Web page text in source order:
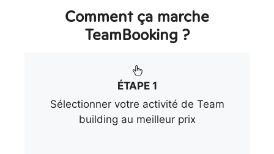
Comment ça marche
TeamBooking ?
ÉTAPE 1
Sélectionner votre activité de Team
building au meilleur prix